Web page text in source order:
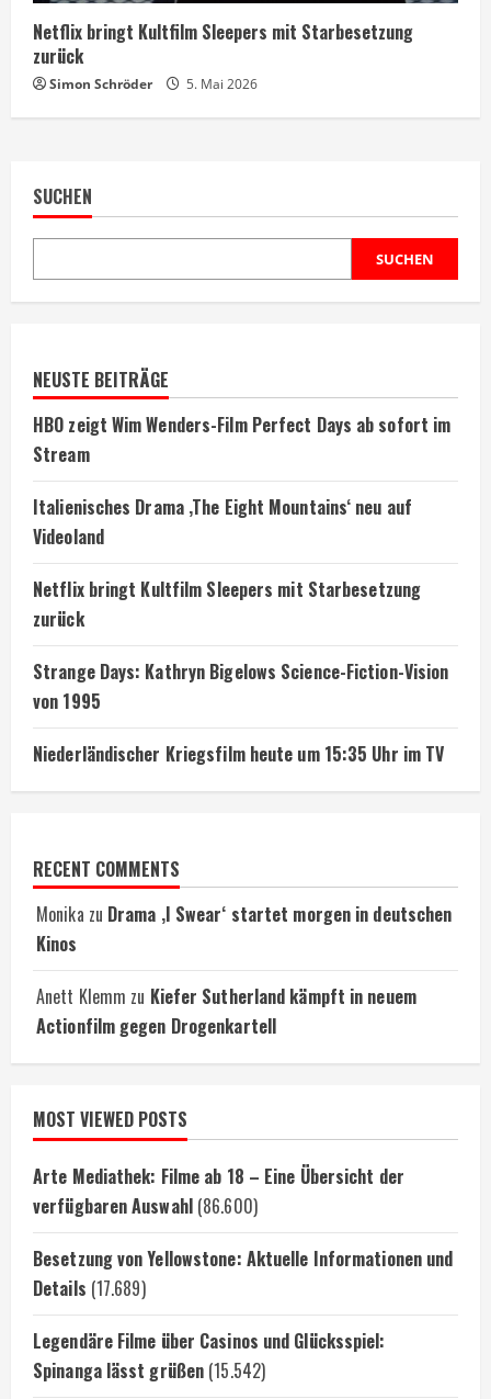
Netflix bringt Kultfilm Sleepers mit Starbesetzung
zurück
Simon Schröder 5. Mai 2026
SUCHEN
SUCHEN
NEUSTE BEITRÄGE
HBO zeigt Wim Wenders-Film Perfect Days ab sofort im
Stream
Italienisches Drama ‚The Eight Mountains‘ neu auf
Videoland
Netflix bringt Kultfilm Sleepers mit Starbesetzung
zurück
Strange Days: Kathryn Bigelows Science-Fiction-Vision
von 1995
Niederländischer Kriegsfilm heute um 15:35 Uhr im TV
RECENT COMMENTS
Monika zu Drama ‚I Swear‘ startet morgen in deutschen
Kinos
Anett Klemm zu Kiefer Sutherland kämpft in neuem
Actionfilm gegen Drogenkartell
MOST VIEWED POSTS
Arte Mediathek: Filme ab 18 – Eine Übersicht der
verfügbaren Auswahl (86.600)
Besetzung von Yellowstone: Aktuelle Informationen und
Details (17.689)
Legendäre Filme über Casinos und Glücksspiel:
Spinanga lässt grüßen (15.542)